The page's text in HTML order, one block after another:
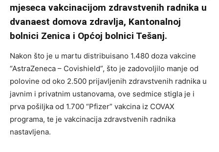
mjeseca vakcinacijom zdravstvenih radnika u
dvanaest domova zdravlja, Kantonalnoj
bolnici Zenica i Općoj bolnici Tešanj.
Nakon što je u martu distribuisano 1.480 doza vakcine
“AstraZeneca – Covishield”, što je zadovoljilo manje od
polovine od oko 2.500 prijavljenih zdravstvenih radnika u
javnim i privatnim ustanovama, ove sedmice stigla je i
prva pošiljka od 1.700 “Pfizer” vakcina iz COVAX
programa, te je vakcinacija zdravstvenih radnika
nastavljena.